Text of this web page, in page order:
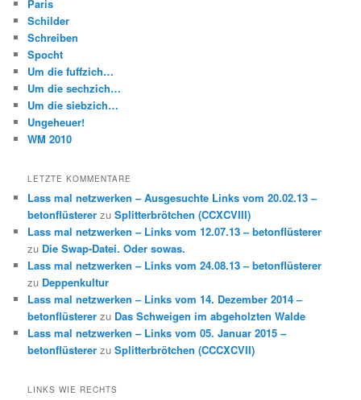
Paris
Schilder
Schreiben
Spocht
Um die fuffzich…
Um die sechzich…
Um die siebzich…
Ungeheuer!
WM 2010
LETZTE KOMMENTARE
Lass mal netzwerken – Ausgesuchte Links vom 20.02.13 –
betonflüsterer zuSplitterbrötchen (CCXCVIII)
Lass mal netzwerken – Links vom 12.07.13 – betonflüsterer
zu Die Swap-Datei. Oder sowas.
Lass mal netzwerken – Links vom 24.08.13 – betonflüsterer
zu Deppenkultur
Lass mal netzwerken – Links vom 14. Dezember 2014 –
betonflüsterer zu Das Schweigen im abgeholzten Walde
Lass mal netzwerken – Links vom 05. Januar 2015 –
betonflüsterer zuSplitterbrötchen (CCCXCVII)
LINKS WIE RECHTS